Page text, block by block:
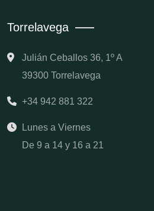
Torrelavega
Julián Ceballos 36, 1º A
39300 Torrelavega
+34 942 881 322
Lunes a Viernes
De 9 a 14 y 16 a 21